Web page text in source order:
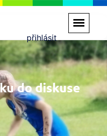
přihlásit
do diskuse